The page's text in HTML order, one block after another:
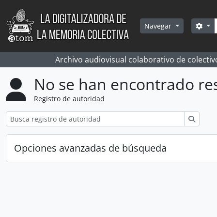
Skip to main content
Navegar
Archivo audiovisual colaborativo de
No se han encontrado
Registro de autoridad
Opciones avanzadas de búsqueda